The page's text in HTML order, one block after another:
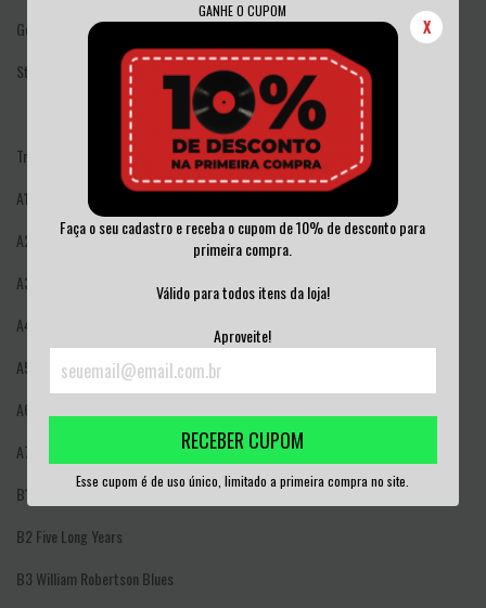
GANHE O CUPOM
X
Faça o seu cadastro e receba o cupom de 10% de desconto para
primeira compra.
Válido para todos itens da loja!
Aproveite!
RECEBER CUPOM
Esse cupom é de uso único, limitado a primeira compra no site.
Genre: Blues
Style: Country Blues
Tracklist
A1
Love Blues
A2
Sun Goin' Down
A3
A4
A5
Captain Had A Bulldog
A6
A7
B1
Big Legged Woman
B2 Five Long Years
B3 William Robertson Blues